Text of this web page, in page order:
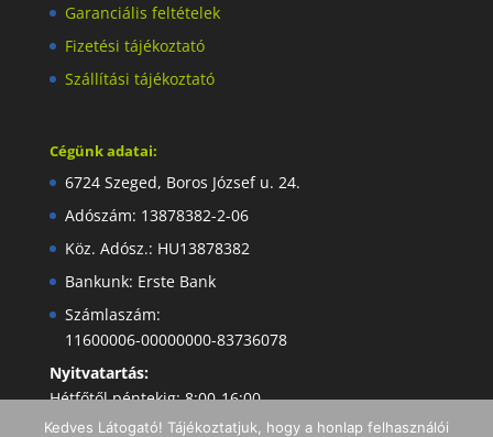
Garanciális feltételek
Fizetési tájékoztató
Szállítási tájékoztató
Cégünk adatai:
6724 Szeged, Boros József u. 24.
Adószám: 13878382-2-06
Köz. Adósz.: HU13878382
Bankunk: Erste Bank
Számlaszám:
11600006-00000000-83736078
Nyitvatartás:
Hétfőtől péntekig: 8:00-16:00
Kedves Látogató! Tájékoztatjuk, hogy a honlap felhasználói